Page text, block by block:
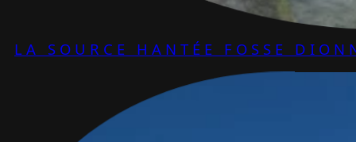
LA SOURCE HANTÉE FOSSE